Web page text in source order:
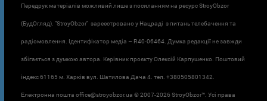
Передрук матеріалів можливий лише з посиланням на ресурс StroyObzor
(БудОгляд). "StroyObzor" зареєстровано у Нацраді з питань телебачення та
радіомовлення. Ідентифікатор медіа – R40-06464. Думка редакції не завжди
збігається з думкою автора. Керівник проєкту Олексій Карпушенко. Поштовий
індекс 61165 м. Харків вул. Шатилова Дача 4. тел. +380505801342.
Електронна пошта office@stroyobzor.ua © 2007-2026 StroyObzor™. Усі права